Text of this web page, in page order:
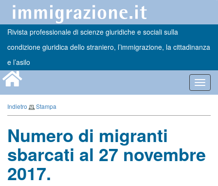
Rivista professionale di scienze giuridiche e sociali sulla
condizione giuridica dello straniero, l’immigrazione, la cittadinanza
e l’asilo
Indietro Stampa
Numero di migranti
sbarcati al 27 novembre
2017.